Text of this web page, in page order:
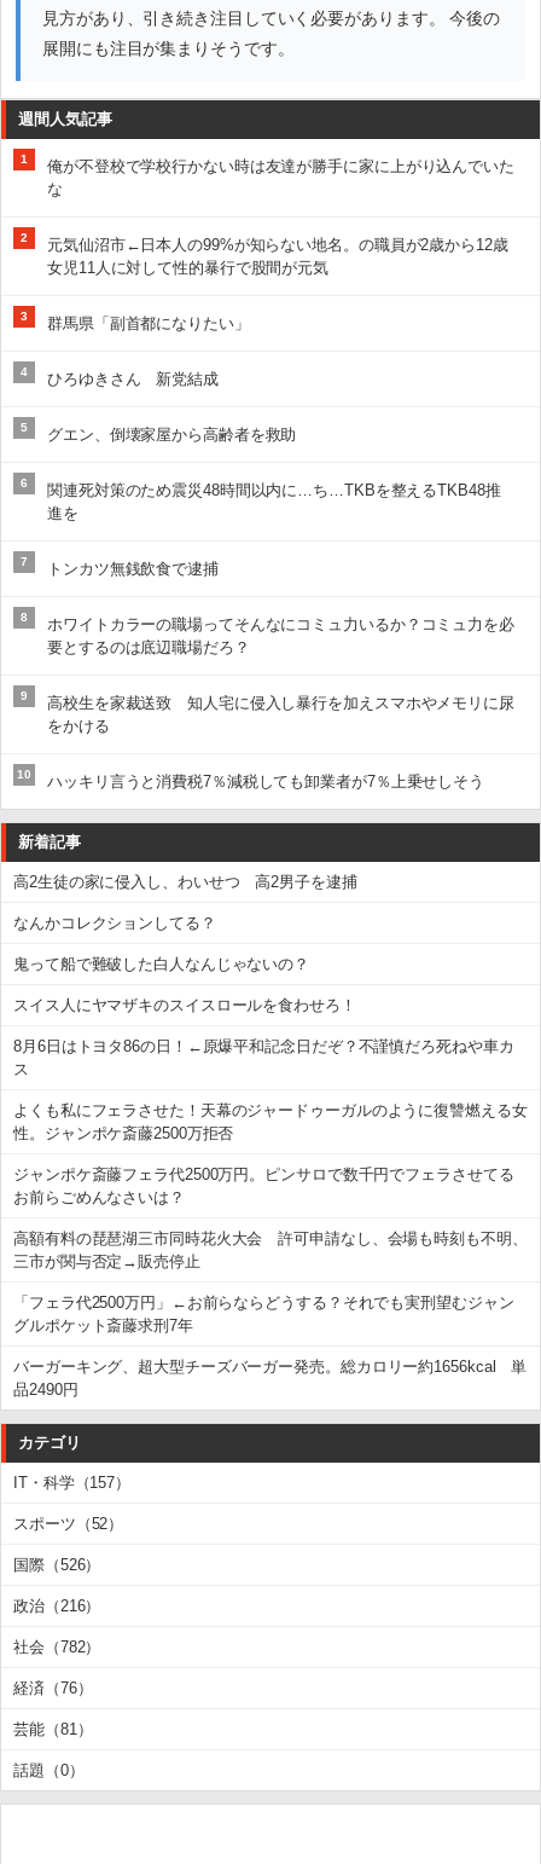
見方があり、引き続き注目していく必要があります。 今後の
展開にも注目が集まりそうです。
週間人気記事
1
俺が不登校で学校行かない時は友達が勝手に家に上がり込んでいた
な
2
元気仙沼市←日本人の99%が知らない地名。の職員が2歳から12歳
女児11人に対して性的暴行で股間が元気
3 群馬県「副首都になりたい」
4 ひろゆきさん 新党結成
5 グエン、倒壊家屋から高齢者を救助
6
関連死対策のため震災48時間以内に…ち…TKBを整えるTKB48推
進を
7 トンカツ無銭飲食で逮捕
8
ホワイトカラーの職場ってそんなにコミュ力いるか？コミュ力を必
要とするのは底辺職場だろ？
9
高校生を家裁送致 知人宅に侵入し暴行を加えスマホやメモリに尿
をかける
10 ハッキリ言うと消費税7％減税しても卸業者が7％上乗せしそう
新着記事
高2生徒の家に侵入し、わいせつ 高2男子を逮捕
なんかコレクションしてる？
鬼って船で難破した白人なんじゃないの？
スイス人にヤマザキのスイスロールを食わせろ！
8月6日はトヨタ86の日！←原爆平和記念日だぞ？不謹慎だろ死ねや車カ
ス
よくも私にフェラさせた！天幕のジャードゥーガルのように復讐燃える女
性。ジャンポケ斎藤2500万拒否
ジャンポケ斎藤フェラ代2500万円。ピンサロで数千円でフェラさせてる
お前らごめんなさいは？
高額有料の琵琶湖三市同時花火大会 許可申請なし、会場も時刻も不明、
三市が関与否定→販売停止
「フェラ代2500万円」←お前らならどうする？それでも実刑望むジャン
グルポケット斎藤求刑7年
バーガーキング、超大型チーズバーガー発売。総カロリー約1656kcal 単
品2490円
カテゴリ
IT・科学（157）
スポーツ（52）
国際（526）
政治（216）
社会（782）
経済（76）
芸能（81）
話題（0）